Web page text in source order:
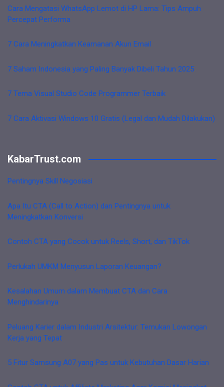
Cara Mengatasi WhatsApp Lemot di HP Lama: Tips Ampuh
Percepat Performa
7 Cara Meningkatkan Keamanan Akun Email
7 Saham Indonesia yang Paling Banyak Dibeli Tahun 2025
7 Tema Visual Studio Code Programmer Terbaik
7 Cara Aktivasi Windows 10 Gratis (Legal dan Mudah Dilakukan)
KabarTrust.com
Pentingnya Skill Negosiasi
Apa Itu CTA (Call to Action) dan Pentingnya untuk
Meningkatkan Konversi
Contoh CTA yang Cocok untuk Reels, Short, dan TikTok
Perlukah UMKM Menyusun Laporan Keuangan?
Kesalahan Umum dalam Membuat CTA dan Cara
Menghindarinya
Peluang Karier dalam Industri Arsitektur: Temukan Lowongan
Kerja yang Tepat
5 Fitur Samsung A07 yang Pas untuk Kebutuhan Dasar Harian